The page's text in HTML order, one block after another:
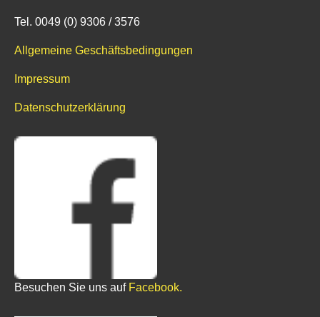
Tel. 0049 (0) 9306 / 3576
Allgemeine Geschäftsbedingungen
Impressum
Datenschutzerklärung
Besuchen Sie uns auf Facebook.